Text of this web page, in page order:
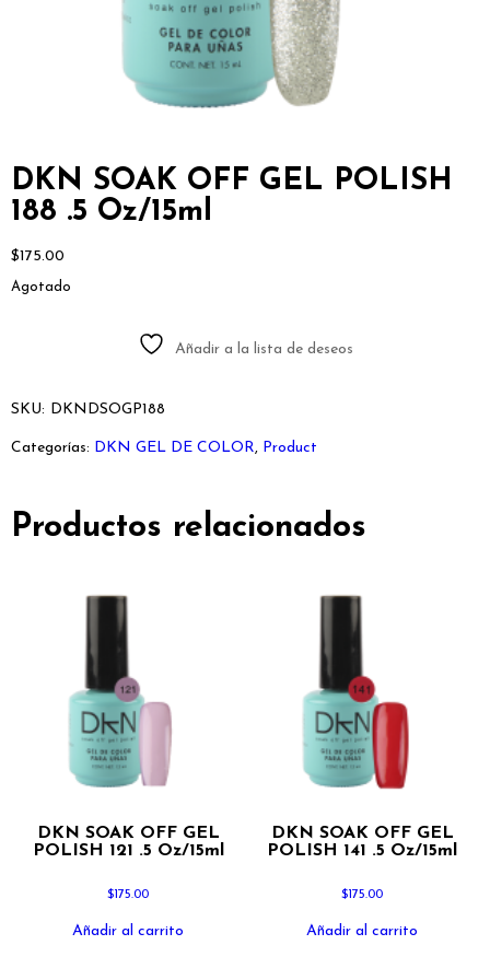
DKN SOAK OFF GEL POLISH
188 .5 Oz/15ml
$175.00
Agotado
Añadir a la lista de deseos
SKU: DKNDSOGP188
Categorías: DKN GEL DE COLOR, Product
Productos relacionados
DKN SOAK OFF GEL
POLISH 121 .5 Oz/15ml
$ 175.00
Añadir al carrito
DKN SOAK OFF GEL
POLISH 141 .5 Oz/15ml
$ 175.00
Añadir al carrito